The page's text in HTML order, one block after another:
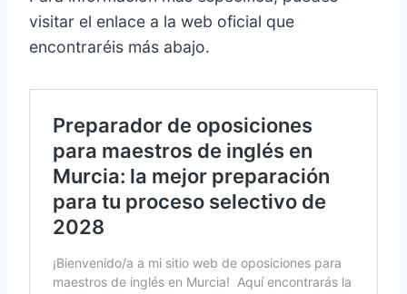
visitar el enlace a la web oficial que
encontraréis más abajo.